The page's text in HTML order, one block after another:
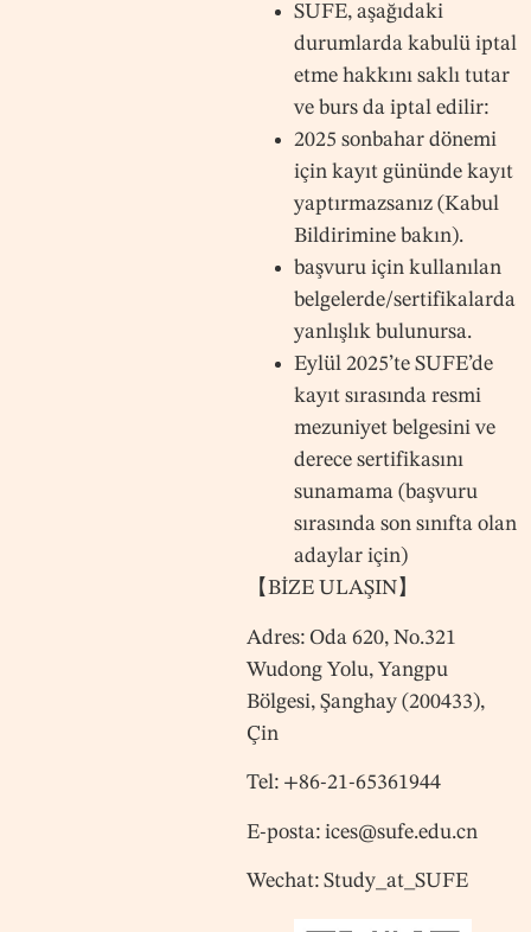
SUFE, aşağıdaki
durumlarda kabulü iptal
etme hakkını saklı tutar
ve burs da iptal edilir:
2025 sonbahar dönemi
için kayıt gününde kayıt
yaptırmazsanız (Kabul
Bildirimine bakın).
başvuru için kullanılan
belgelerde/sertifikalarda
yanlışlık bulunursa.
Eylül 2025’te SUFE’de
kayıt sırasında resmi
mezuniyet belgesini ve
derece sertifikasını
sunamama (başvuru
sırasında son sınıfta olan
adaylar için)
【BİZE ULAŞIN】
Adres: Oda 620, No.321
Wudong Yolu, Yangpu
Bölgesi, Şanghay (200433),
Çin
Tel: +86-21-65361944
E-posta: ices@sufe.edu.cn
Wechat: Study_at_SUFE